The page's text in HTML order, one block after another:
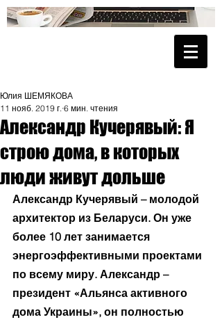
Александр Кучерявый: Я
строю дома, в которых
люди живут дольше
Юлия ШЕМЯКОВА
11 нояб. 2019 г. 6 мин. чтения
Александр Кучерявый – молодой
архитектор из Беларуси. Он уже
более 10 лет занимается
энергоэффективными проектами
по всему миру. Александр –
президент «Альянса активного
дома Украины», он полностью